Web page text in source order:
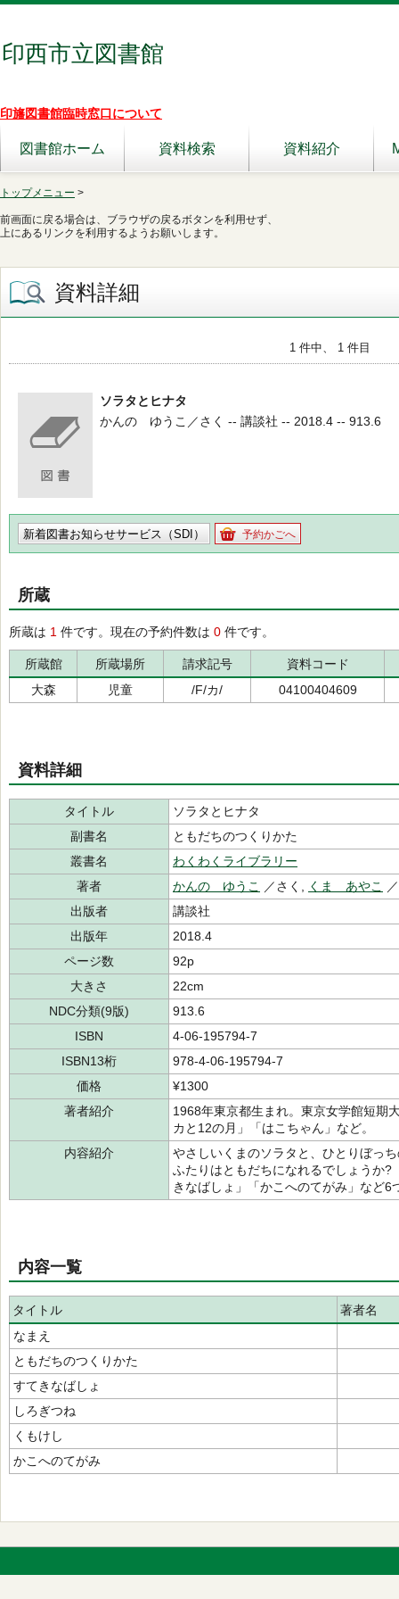
印西市立図書館
印旛図書館臨時窓口について
図書館ホーム 資料検索 資料紹介
トップメニュー >
前画面に戻る場合は、ブラウザの戻るボタンを利用せず、
上にあるリンクを利用するようお願いします。
資料詳細
1 件中、 1 件目
ソラタとヒナタ
かんの ゆうこ／さく -- 講談社 -- 2018.4 -- 913.6
新着図書お知らせサービス（SDI） 予約かごへ
所蔵
所蔵は 1 件です。現在の予約件数は 0 件です。
所蔵館 所蔵場所 請求記号
資料コード
大森
児童 /F/カ/ 04100404609
資料詳細
タイトル
ソラタとヒナタ
副書名
ともだちのつくりかた
叢書名
わくわくライブラリー
著者
かんの ゆうこ ／さく, くま あやこ
出版者
講談社
出版年
2018.4
ページ数
92p
大きさ
22cm
NDC分類(9版)
913.6
ISBN
4-06-195794-7
ISBN13桁
978-4-06-195794-7
価格
¥1300
著者紹介
1968年東京都生まれ。東京女学館短期
カと12の月」「はこちゃん」など。
内容紹介
やさしいくまのソラタと、ひとりぼっ
ふたりはともだちになれるでしょうか
きなばしょ」「かこへのてがみ」など6
内容一覧
タイトル
著者名
なまえ
ともだちのつくりかた
すてきなばしょ
しろぎつね
くもけし
かこへのてがみ